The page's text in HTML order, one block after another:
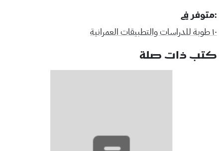
:متوفر في
١٠ طوبة للدراسات والتطبيقات العمرانية
كتب ذات صلة